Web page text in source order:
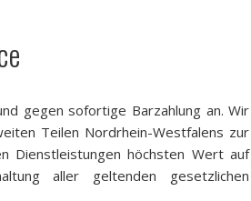
gegen sofortige Barzahlung an. Wir
Teilen Nordrhein-Westfalens zur
Dienstleistungen höchsten Wert auf
aller geltenden gesetzlichen